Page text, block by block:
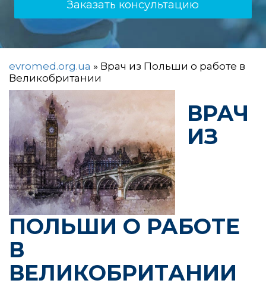
Заказать консультацию
evromed.org.ua » Врач из Польши о работе в
Великобритании
ВРАЧ
ИЗ
ПОЛЬШИ О РАБОТЕ
В
ВЕЛИКОБРИТАНИИ